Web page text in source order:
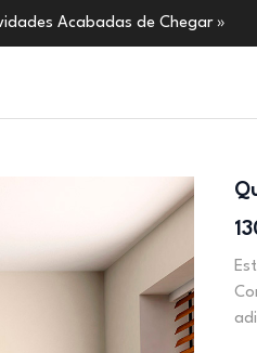
Acabadas de Chegar »